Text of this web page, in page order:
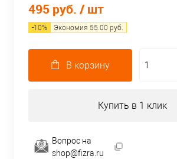
495 руб. / шт
-10% Экономия 55.00 руб.
В корзину
Купить в 1 клик
Вопрос на
shop@fizra.ru